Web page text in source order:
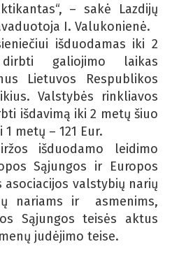
– sakė Lazdijų
I. Valukonienė.
išduodamas iki 2
galiojimo laikas
Lietuvos Respublikos
Valstybės rinkliavos
išdavimą iki 2 metų šiuo
metų – 121 Eur.
išduodamo leidimo
Sąjungos ir Europos
asociacijos valstybių narių
nariams ir asmenims,
Sąjungos teisės aktus
judėjimo teise.